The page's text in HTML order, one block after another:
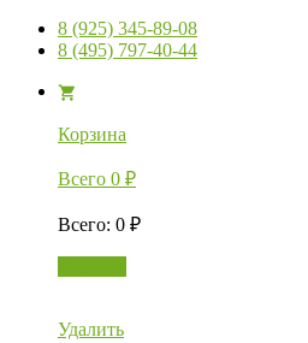
8 (925) 345-89-08
8 (495) 797-40-44
Корзина
Всего 0 ₽
Всего: 0 ₽
Удалить